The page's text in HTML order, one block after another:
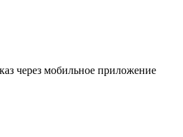
через мобильное приложение